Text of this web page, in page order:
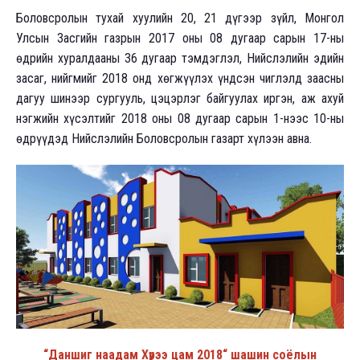
Боловсролын тухай хуулийн 20, 21 дүгээр зүйл, Монгол
Улсын Засгийн газрын 2017 оны 08 дугаар сарын 17-ны
өдрийн хуралдааны 36 дугаар тэмдэглэл, Нийслэлийн эдийн
засаг, нийгмийг 2018 онд хөгжүүлэх үндсэн чиглэлд заасны
дагуу шинээр сургууль, цэцэрлэг байгуулах иргэн, аж ахуй
нэгжийн хүсэлтийг 2018 оны 08 дугаар сарын 1-нээс 10-ны
өдрүүдэд Нийслэлийн Боловсролын газарт хүлээн авна.
“Даншиг наадам Хүрээ цам 2018“ шашин соёлын